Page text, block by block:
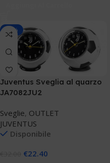
-30%
Juventus Sveglia al quarzo
JA7082JU2
Sveglie, OUTLET
JUVENTUS
Disponibile
€22.40